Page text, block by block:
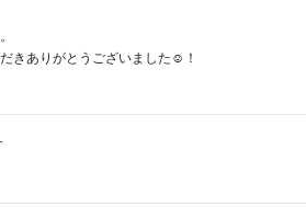
きありがとうございました☺︎！